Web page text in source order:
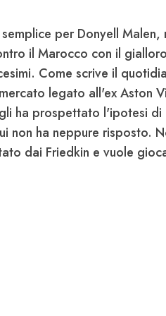
perDonyell Malen,
il Marocco con il
Come scrive il
legato all'ex Aston
ha prospettato l'ipotesi
non ha neppure risposto.
dai Friedkin e vuole